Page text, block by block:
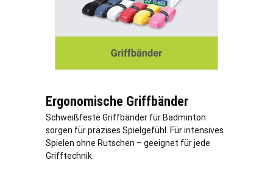
Ergonomische Griffbänder
Schweißfeste Griffbänder für Badminton
sorgen für präzises Spielgefühl. Für intensives
Spielen ohne Rutschen – geeignet für jede
Grifftechnik.